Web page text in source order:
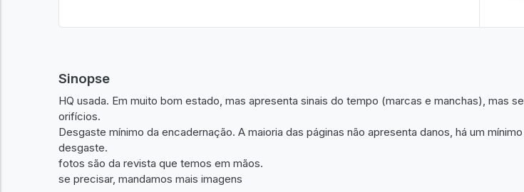
Sinopse
HQ usada. Em muito bom estado, mas apresenta sinais do tempo (marcas e manchas), mas
orifícios.
Desgaste mínimo da encadernação. A maioria das páginas não apresenta danos, há um
desgaste.
fotos são da revista que temos em mãos.
se precisar, mandamos mais imagens